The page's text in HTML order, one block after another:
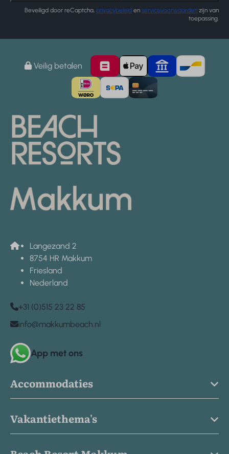
Beveiligd door reCaptcha, privacybeleid en servicevoorwaarden zijn van
toepassing.
Veilig betalen
Langezand 2
8754 HR Makkum
Friesland
Nederland
+31 (0)515 23 22 85
info@makkumbeach.nl
App met ons
Accommodaties
Vakantiethema's